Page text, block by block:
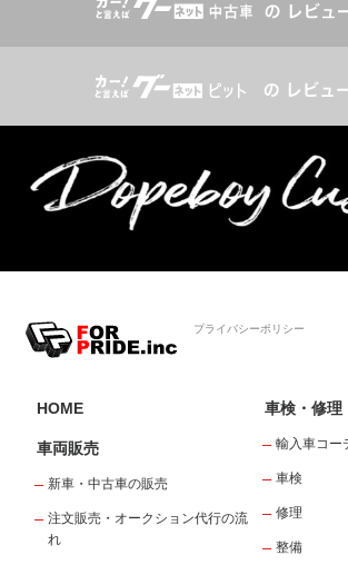
プライバシーポリシー
HOME
車両販売
新車・中古車の販売
注文販売・オークション代行の流
れ
車検・修理
輸入車コー
車検
修理
整備